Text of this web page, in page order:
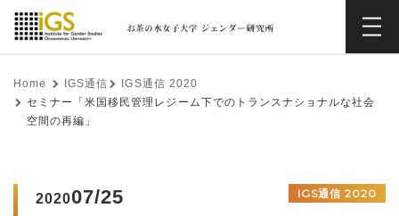
Home IGS通信
IGS通信 2020
セミナー「米国移民管理レジーム下でのトランスナショナルな社会
空間の再編」
202007/25 IGS通信 2020